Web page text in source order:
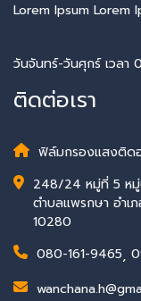
Lorem Ipsum Lorem
วันจันทร์-วันศุกร์ เวลา
ติดต่อเรา
ฟิล์มกรองแสงติด
248/24 หมู่ที่ 5 หมู่
ตำบลแพรกษา อำเ
10280
080-161-9465,